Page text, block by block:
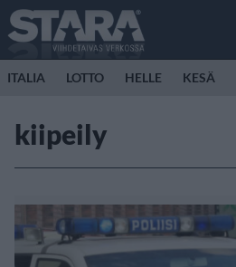
ITALIA LOTTO HELLE KESÄ
kiipeily